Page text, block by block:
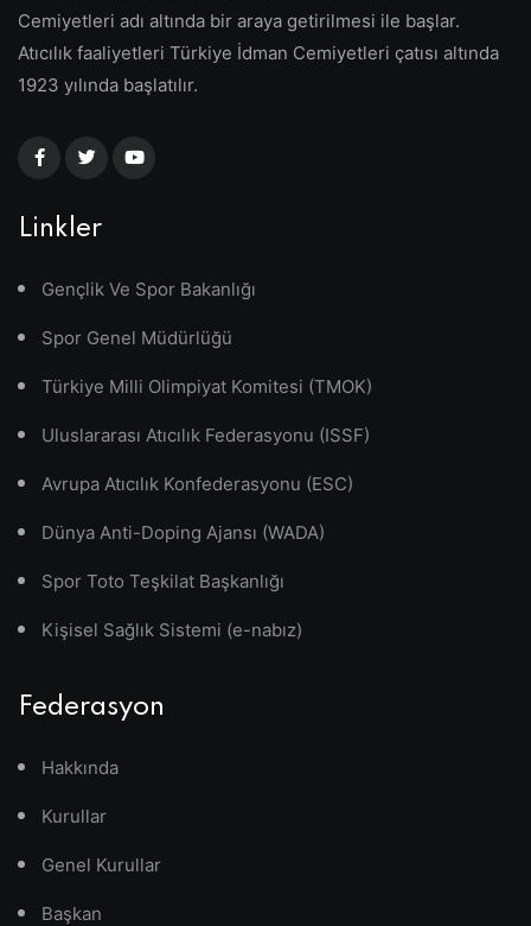
Cemiyetleri adı altında bir araya getirilmesi ile başlar.
Atıcılık faaliyetleri Türkiye İdman Cemiyetleri çatısı altında
1923 yılında başlatılır.
Linkler
Gençlik Ve Spor Bakanlığı
Spor Genel Müdürlüğü
Türkiye Milli Olimpiyat Komitesi (TMOK)
Uluslararası Atıcılık Federasyonu (ISSF)
Avrupa Atıcılık Konfederasyonu (ESC)
Dünya Anti-Doping Ajansı (WADA)
Spor Toto Teşkilat Başkanlığı
Kişisel Sağlık Sistemi (e-nabız)
Federasyon
Hakkında
Kurullar
Genel Kurullar
Başkan